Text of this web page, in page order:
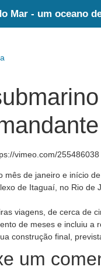
Mar - um oceano
vimeo.com/255486038
mês de janeiro e início
de Itaguaí, no Rio de
viagens, de cerca de
de meses e incluiu a
construção final,
um